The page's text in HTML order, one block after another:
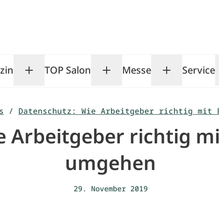
Toggle Magazin submenu
TOP Salon Toggle TOP Salon
Messe ToggleService
/ Datenschutz: Wie Arbeitgeber richtig mit
Arbeitgeber richtig
umgehen
29. November 2019